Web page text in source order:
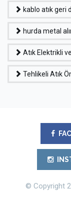
kablo atık geri
hurda metal
Atık Elektrikli
Tehlikeli Atık
© Copyright